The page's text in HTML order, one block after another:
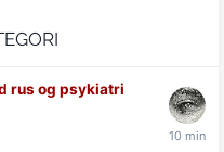
rus og psykiatri